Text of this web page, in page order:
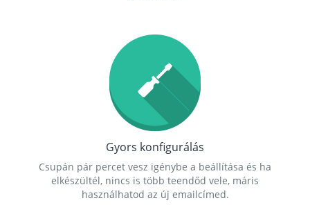
Gyors konfigurálás
Csupán pár percet vesz igénybe a beállítása és ha
elkészültél, nincs is több teendőd vele, máris
használhatod az új emailcímed.